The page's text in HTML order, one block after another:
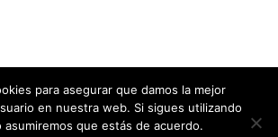
para asegurar que damos la mejor
en nuestra web. Si sigues utilizando
asumiremos que estás de acuerdo.